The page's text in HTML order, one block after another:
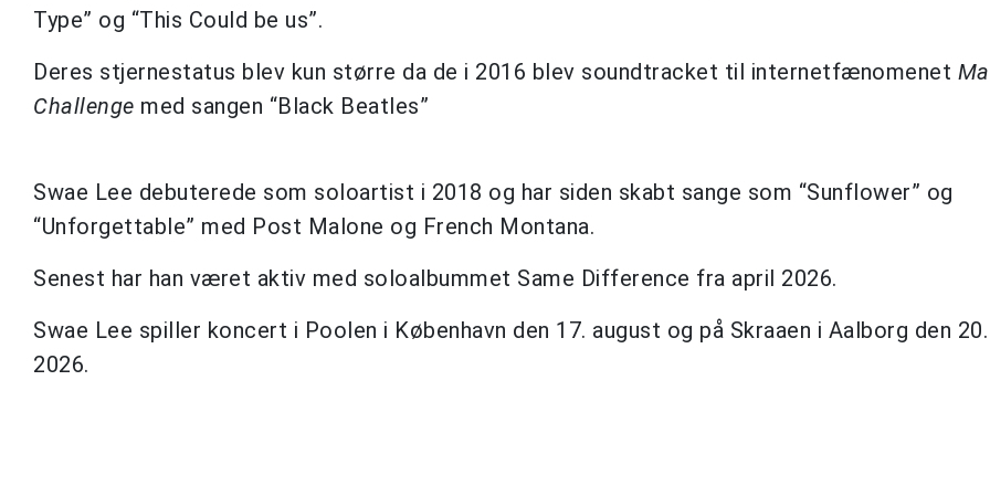
Type” og “This Could be us”.
Deres stjernestatus blev kun større da de i 2016 blev soundtracket til internetfænomenet
Challenge med sangen “Black Beatles”
Swae Lee debuterede som soloartist i 2018 og har siden skabt sange som “Sunflower” og
“Unforgettable” med Post Malone og French Montana.
Senest har han været aktiv med soloalbummet Same Difference fra april 2026.
Swae Lee spiller koncert i Poolen i København den 17. august og på Skraaen i Aalborg den
2026.